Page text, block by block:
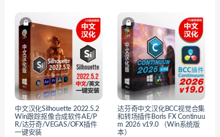
中文汉化Silhouette 2022.5.2
Win跟踪抠像合成软件AE/P
R/达芬奇/VEGAS/OFX插件
一键安装
达芬奇中文汉化BCC视觉合集
和转场插件Boris FX Continuu
m 2026 v19.0 （Win系统版
本）